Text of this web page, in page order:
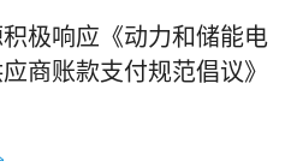
极响应《动力和储能电
商账款支付规范倡议》